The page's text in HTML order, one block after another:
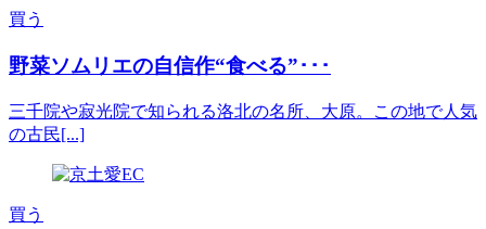
買う
野菜ソムリエの自信作“食べる”･･･
三千院や寂光院で知られる洛北の名所、大原。この地で人気
の古民[...]
買う